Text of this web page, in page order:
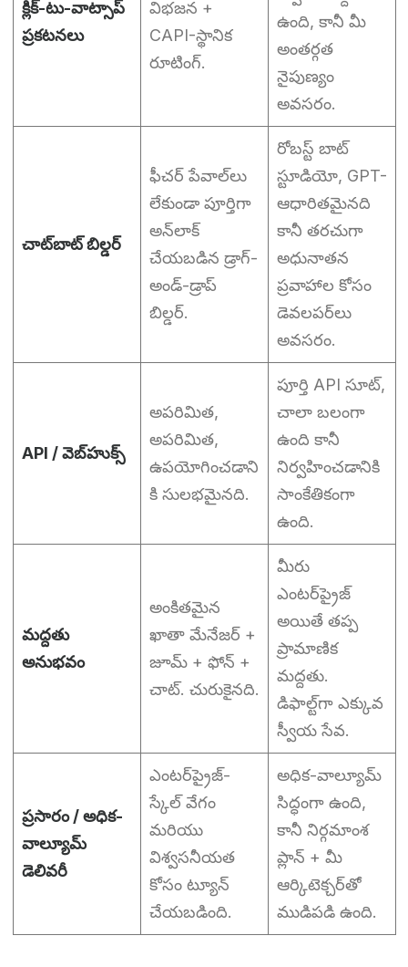
క్లిక్-టు-వాట్సాప్
ప్రకటనలు
విభజన +
CAPI-స్థానిక
రూటింగ్.
ఉంది, కానీ మీ
అంతర్గత
నైపుణ్యం
అవసరం.
చాట్‌బాట్ బిల్డర్
ఫీచర్ పేవాల్‌లు
లేకుండా పూర్తిగా
అన్‌లాక్
చేయబడిన డ్రాగ్-
అండ్-డ్రాప్
బిల్డర్.
రోబస్ట్ బాట్
స్టూడియో, GPT-
ఆధారితమైనది
కానీ తరచుగా
అధునాతన
ప్రవాహాల కోసం
డెవలపర్‌లు
అవసరం.
API / వెబ్‌హుక్స్
అపరిమిత,
అపరిమిత,
ఉపయోగించడాని
కి సులభమైనది.
పూర్తి API సూట్,
చాలా బలంగా
ఉంది కానీ
నిర్వహించడానికి
సాంకేతికంగా
ఉంది.
మద్దతు
అనుభవం
అంకితమైన
ఖాతా మేనేజర్ +
జూమ్ + ఫోన్ +
చాట్. చురుకైనది.
మీరు
ఎంటర్‌ప్రైజ్
అయితే తప్ప
ప్రామాణిక
మద్దతు.
డిఫాల్ట్‌గా ఎక్కువ
స్వీయ సేవ.
ప్రసారం / అధిక-
వాల్యూమ్
డెలివరీ
ఎంటర్‌ప్రైజ్-
స్కేల్ వేగం
మరియు
విశ్వసనీయత
కోసం ట్యూన్
చేయబడింది.
అధిక-వాల్యూమ్
సిద్ధంగా ఉంది,
కానీ నిర్గమాంశ
ప్లాన్ + మీ
ఆర్కిటెక్చర్‌తో
ముడిపడి ఉంది.